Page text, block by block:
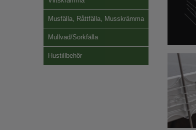
Musfälla, Råttfälla, Musskrämma
Mullvad/Sorkfälla
Hustillbehör